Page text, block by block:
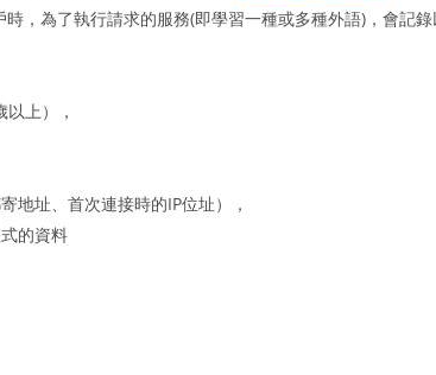
，為了執行請求的服務(即學習一種或多種外語)，會記
上），
地址、首次連接時的IP位址），
的資料